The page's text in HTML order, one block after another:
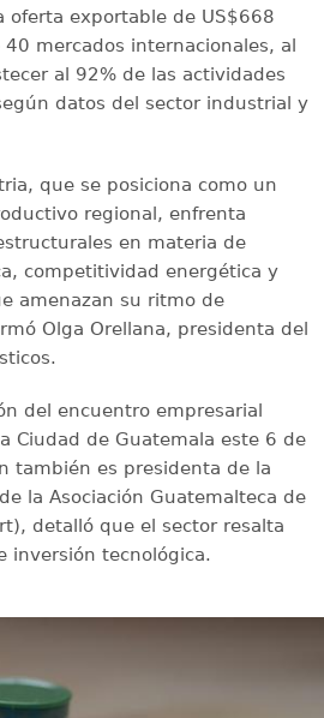
oferta exportable de US$668
mercados internacionales, al
al 92% de las actividades
datos del sector industrial y
que se posiciona como un
regional, enfrenta
en materia de
competitividad energética y
amenazan su ritmo de
Olga Orellana, presidenta del
del encuentro empresarial
Ciudad de Guatemala este 6 de
también es presidenta de la
la Asociación Guatemalteca de
detalló que el sector resalta
inversión tecnológica.